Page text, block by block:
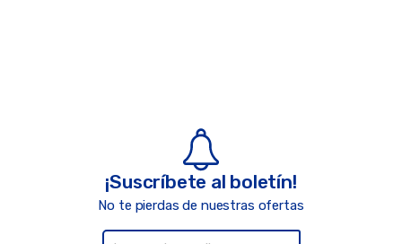
¡Suscríbete al boletín!
No te pierdas de nuestras ofertas